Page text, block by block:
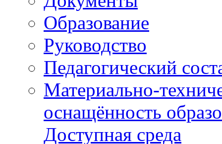
Образование
Руководство
Педагогический
Материально-
оснащённость
Доступная среда